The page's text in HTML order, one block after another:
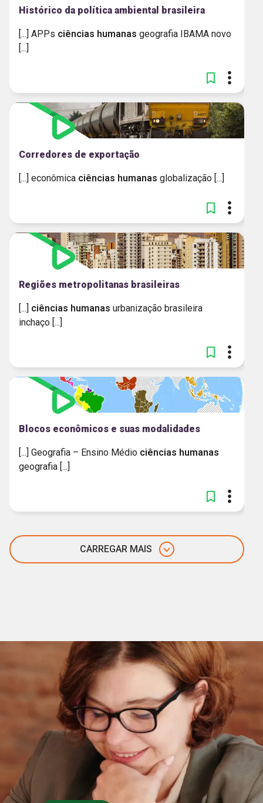
Histórico da política ambiental brasileira
[...] APPs ciências humanas geografia IBAMA novo
[...]
Corredores de exportação
[...] econômica ciências humanas globalização [...]
Regiões metropolitanas brasileiras
[...] ciências humanas urbanização brasileira
inchaço [...]
Blocos econômicos e suas modalidades
[...] Geografia – Ensino Médio ciências humanas
geografia [...]
CARREGAR MAIS